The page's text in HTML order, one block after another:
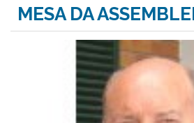
MESA DA